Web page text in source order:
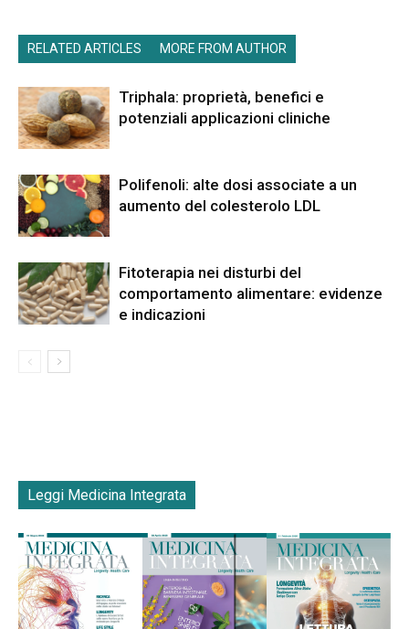
RELATED ARTICLES MORE FROM AUTHOR
Triphala: proprietà, benefici e
potenziali applicazioni cliniche
Polifenoli: alte dosi associate a un
aumento del colesterolo LDL
Fitoterapia nei disturbi del
comportamento alimentare: evidenze
e indicazioni
Leggi Medicina Integrata